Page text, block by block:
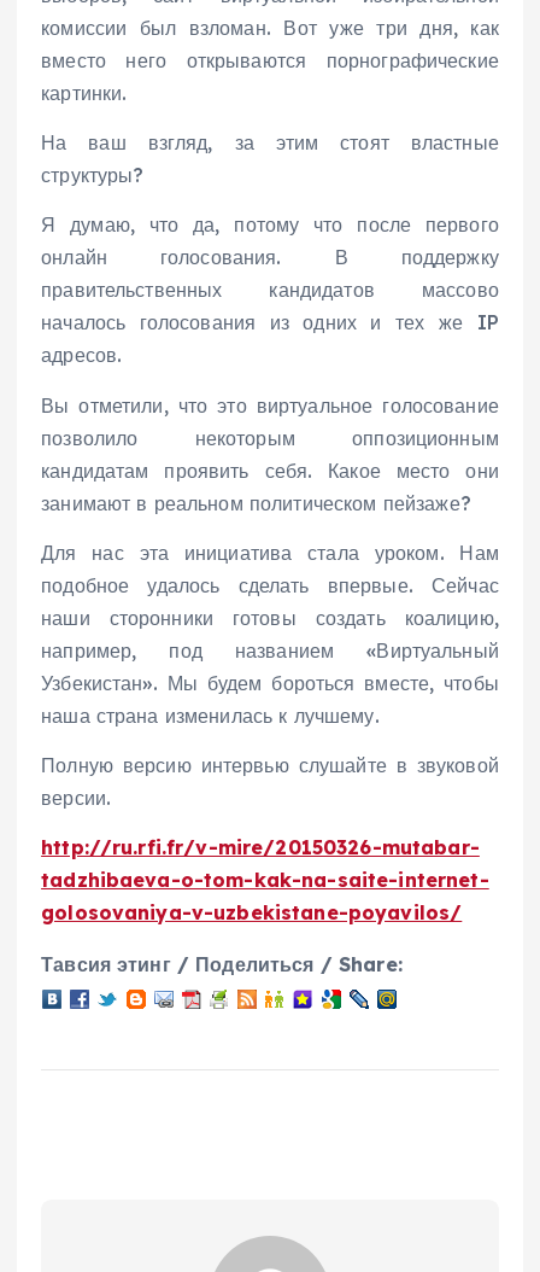
комиссии был взломан. Вот уже три дня, как
вместо него открываются порнографические
картинки.
На ваш взгляд, за этим стоят властные
структуры?
Я думаю, что да, потому что после первого
онлайн голосования. В поддержку
правительственных кандидатов массово
началось голосования из одних и тех же IP
адресов.
Вы отметили, что это виртуальное голосование
позволило некоторым оппозиционным
кандидатам проявить себя. Какое место они
занимают в реальном политическом пейзаже?
Для нас эта инициатива стала уроком. Нам
подобное удалось сделать впервые. Сейчас
наши сторонники готовы создать коалицию,
например, под названием «Виртуальный
Узбекистан». Мы будем бороться вместе, чтобы
наша страна изменилась к лучшему.
Полную версию интервью слушайте в звуковой
версии.
http://ru.rfi.fr/v-mire/20150326-mutabar-
tadzhibaeva-o-tom-kak-na-saite-internet-
golosovaniya-v-uzbekistane-poyavilos/
Тавсия этинг / Поделиться / Share: